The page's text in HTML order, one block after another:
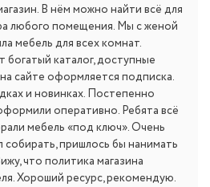
В нём можно найти всё для
любого помещения. Мы с женой
мебель для всех комнат.
каталог, доступные
сайте оформляется подписка.
и новинках. Постепенно
оперативно. Ребята всё
мебель «под ключ». Очень
собирать, пришлось бы нанимать
что политика магазина
Хороший ресурс, рекомендую.